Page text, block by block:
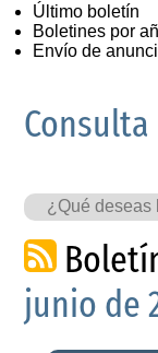
Último boletín
Boletines por
Envío de
Consulta
junio de